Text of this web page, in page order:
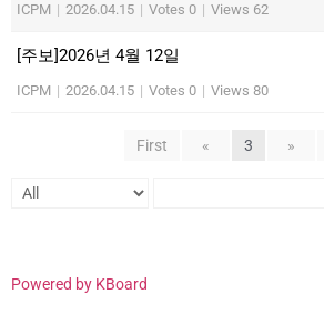
ICPM | 2026.04.15 | Votes 0 | Views 62
[주보]2026년 4월 12일
ICPM | 2026.04.15 | Votes 0 | Views 80
First « 3 »
Powered by KBoard